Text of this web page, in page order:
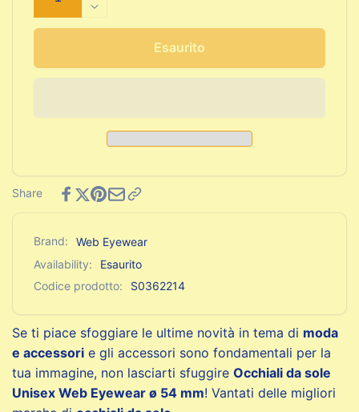
quantità
per
Eyewear
mm
Diminuisci
quantità
Occhiali
Web
Eyewear
54
mm
Esaurito
Share
Brand:
Web Eyewear
Availability:
Esaurito
Codice prodotto:
S0362214
Se ti piace sfoggiare le ultime novità in tema di moda
e accessori e gli accessori sono fondamentali per la
tua immagine, non lasciarti sfuggire Occhiali da sole
Unisex Web Eyewear ø 54 mm! Vantati delle migliori